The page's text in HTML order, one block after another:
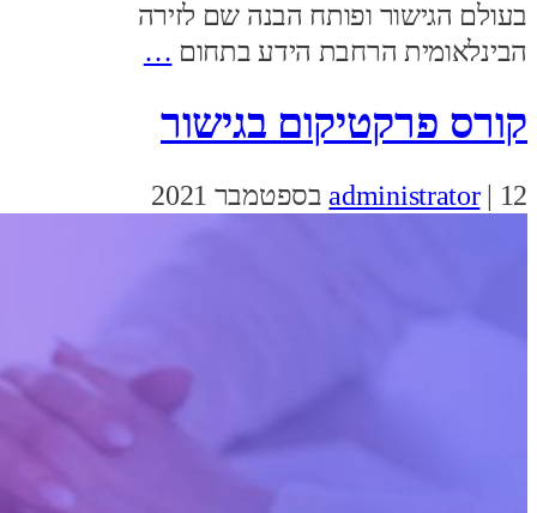
בעולם הגישור ופותח הבנה שם לזירה
הבינלאומית הרחבת הידע בתחום …
קורס פרקטיקום בגישור
administrator | 12 בספטמבר 2021